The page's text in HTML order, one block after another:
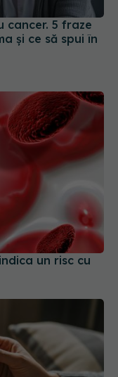
un risc cu